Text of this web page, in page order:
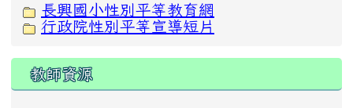
長興國小性別平等教育網
行政院性別平等宣導短片
教師資源